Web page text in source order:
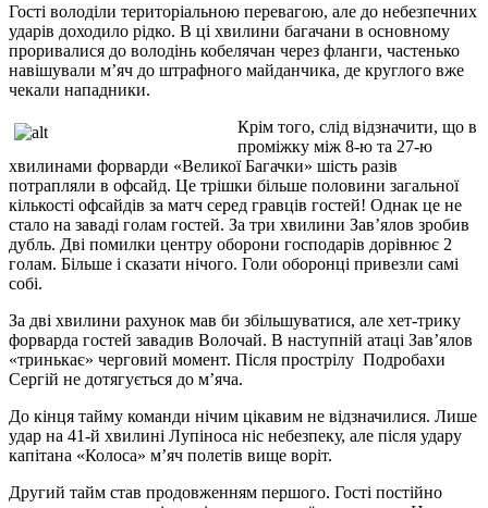
Гості володіли територіальною перевагою, але до небезпечних
ударів доходило рідко. В ці хвилини багачани в основному
проривалися до володінь кобелячан через фланги, частенько
навішували м’яч до штрафного майданчика, де круглого вже
чекали нападники.
Крім того, слід відзначити, що в
проміжку між 8-ю та 27-ю
хвилинами форварди «Великої Багачки» шість разів
потрапляли в офсайд. Це трішки більше половини загальної
кількості офсайдів за матч серед гравців гостей! Однак це не
стало на заваді голам гостей. За три хвилини Зав’ялов зробив
дубль. Дві помилки центру оборони господарів дорівнює 2
голам. Більше і сказати нічого. Голи оборонці привезли самі
собі.
За дві хвилини рахунок мав би збільшуватися, але хет-трику
форварда гостей завадив Волочай. В наступній атаці Зав’ялов
«тринькає» черговий момент. Після прострілу Подробахи
Сергій не дотягується до м’яча.
До кінця тайму команди нічим цікавим не відзначилися. Лише
удар на 41-й хвилині Лупіноса ніс небезпеку, але після удару
капітана «Колоса» м’яч полетів вище воріт.
Другий тайм став продовженням першого. Гості постійно